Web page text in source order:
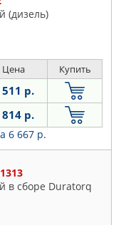
(дизель)
Цена Купить
р.
р.
6 667 р.
в сборе Duratorq